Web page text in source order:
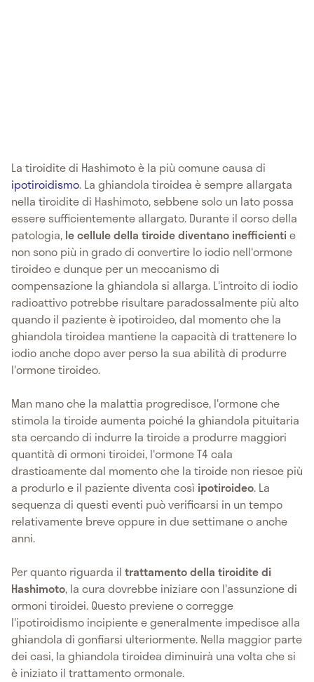
La tiroidite di Hashimoto è la più comune causa di
ipotiroidismo. La ghiandola tiroidea è sempre allargata
nella tiroidite di Hashimoto, sebbene solo un lato possa
essere sufficientemente allargato. Durante il corso della
patologia, le cellule della tiroide diventano inefficientie
non sono più in grado di convertire lo iodio nell'ormone
tiroideo e dunque per un meccanismo di
compensazione la ghiandola si allarga. L'introito di iodio
radioattivo potrebbe risultare paradossalmente più alto
quando il paziente è ipotiroideo, dal momento che la
ghiandola tiroidea mantiene la capacità di trattenere lo
iodio anche dopo aver perso la sua abilità di produrre
l'ormone tiroideo.
Man mano che la malattia progredisce, l'ormone che
stimola la tiroide aumenta poiché la ghiandola pituitaria
sta cercando di indurre la tiroide a produrre maggiori
quantità di ormoni tiroidei, l'ormone T4 cala
drasticamente dal momento che la tiroide non riesce più
a produrlo e il paziente diventa così ipotiroideo. La
sequenza di questi eventi può verificarsi in un tempo
relativamente breve oppure in due settimane o anche
anni.
Per quanto riguarda il trattamento della tiroidite di
Hashimoto, la cura dovrebbe iniziare con l'assunzione di
ormoni tiroidei. Questo previene o corregge
l'ipotiroidismo incipiente e generalmente impedisce alla
ghiandola di gonfiarsi ulteriormente. Nella maggior parte
dei casi, la ghiandola tiroidea diminuirà una volta che si
è iniziato il trattamento ormonale.